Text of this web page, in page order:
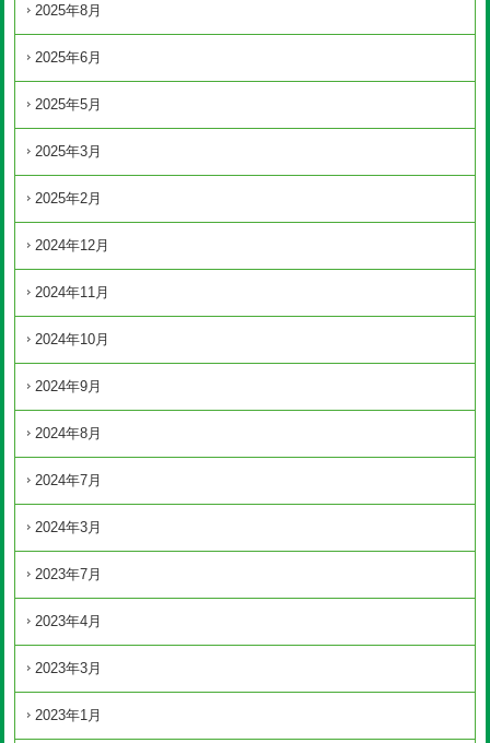
2025年8月
2025年6月
2025年5月
2025年3月
2025年2月
2024年12月
2024年11月
2024年10月
2024年9月
2024年8月
2024年7月
2024年3月
2023年7月
2023年4月
2023年3月
2023年1月